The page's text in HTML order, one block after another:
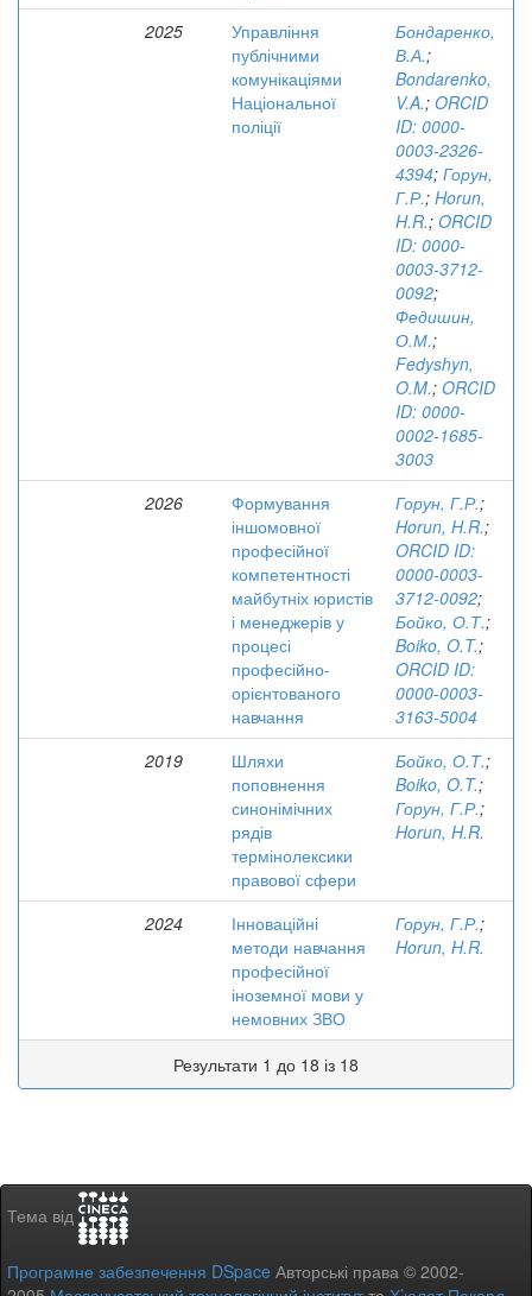
2025
Управління
публічними
комунікаціями
Національної
поліції
Бондаренко,
В.А.;
Bondarenko,
V.A.; ORCID
ID: 0000-
0003-2326-
4394; Горун,
Г.Р.; Horun,
H.R.; ORCID
ID: 0000-
0003-3712-
0092;
Федишин,
О.М.;
Fedyshyn,
O.M.; ORCID
ID: 0000-
0002-1685-
3003
2026
Формування
іншомовної
професійної
компетентності
майбутніх юристів
і менеджерів у
процесі
професійно-
орієнтованого
навчання
Горун, Г.Р.;
Horun, H.R.;
ORCID ID:
0000-0003-
3712-0092;
Бойко, О.Т.;
Boiko, O.T.;
ORCID ID:
0000-0003-
3163-5004
2019
Шляхи
поповнення
синонімічних
рядів
термінолексики
правової сфери
Бойко, О.Т.;
Boiko, O.T.;
Горун, Г.Р.;
Horun, H.R.
2024
Інноваційні
методи навчання
професійної
іноземної мови у
немовних ЗВО
Горун, Г.Р.;
Horun, H.R.
Результати 1 до 18 із 18
Тема від
Програмне забезпечення DSpace Авторські права © 2002-